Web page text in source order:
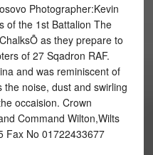
Photographer:Kevin
of the 1st Battalion The
as they prepare to
of 27 Sqadron RAF.
and was reminiscent of
noise, dust and swirling
occaision. Crown
Command Wilton,Wilts
Fax No 01722433677